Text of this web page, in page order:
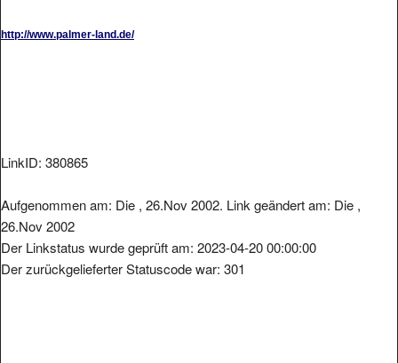
http://www.palmer-land.de/
LinkID: 380865
Aufgenommen am: Die , 26.Nov 2002. Link geändert am: Die ,
26.Nov 2002
Der Linkstatus wurde geprüft am: 2023-04-20 00:00:00
Der zurückgelieferter Statuscode war: 301